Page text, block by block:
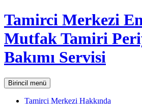
İçeriğe
atla
Tamirci Merkezi
Mutfak Tamiri
Bakımı Servisi
AraBirincil menü
Tamirci Merkezi Hakkında